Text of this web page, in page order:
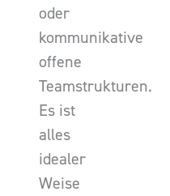
oder
kommunikative
offene
Teamstrukturen.
Es ist
alles
idealer
Weise